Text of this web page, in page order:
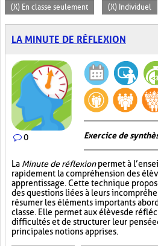
(X) En classe seulement (X) Individuel
LA MINUTE DE RÉFLEXION
0 Exercice de
La Minute de réflexionpermet à
rapidement la compréhension des
apprentissage. Cette technique
des questions liées à leurs
résumer les éléments importants
classe. Elle permet aux élèves de
difficultés et de structurer leur pensée
principales notions apprises.